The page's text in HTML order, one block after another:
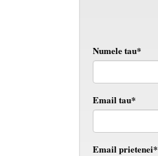
Numele tau*
Email tau*
Email prietenei*